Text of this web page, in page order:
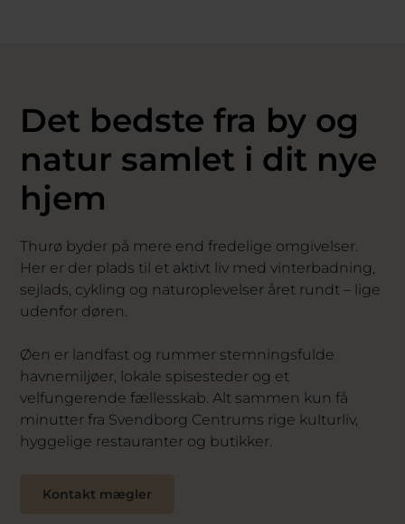
Det bedste fra by og
natur samlet i dit nye
hjem
Thurø byder på mere end fredelige omgivelser.
Her er der plads til et aktivt liv med vinterbadning,
sejlads, cykling og naturoplevelser året rundt – lige
udenfor døren.
Øen er landfast og rummer stemningsfulde
havnemiljøer, lokale spisesteder og et
velfungerende fællesskab. Alt sammen kun få
minutter fra Svendborg Centrums rige kulturliv,
hyggelige restauranter og butikker.
Kontakt mægler